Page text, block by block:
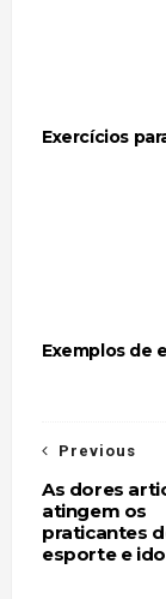
Exercícios
Exemplos de
Previous
As dores
atingem os
praticantes
esporte e